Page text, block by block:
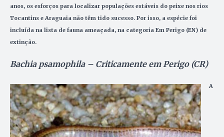
anos, os esforços para localizar populações estáveis do peixe nos rios
Tocantins e Araguaia não têm tido sucesso. Por isso, a espécie foi
incluída na lista de fauna ameaçada, na categoria Em Perigo (EN) de
extinção.
Bachia psamophila – Criticamente em Perigo (CR)
A